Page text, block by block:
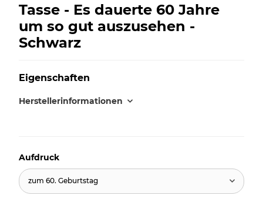
Tasse - Es dauerte 60 Jahre
um so gut auszusehen -
Schwarz
Eigenschaften
Herstellerinformationen
Aufdruck
zum 60. Geburtstag